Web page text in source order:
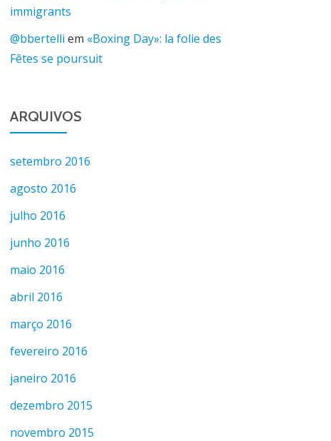
immigrants
@bbertelli em «Boxing Day»: la folie des
Fêtes se poursuit
ARQUIVOS
setembro 2016
agosto 2016
julho 2016
junho 2016
maio 2016
abril 2016
março 2016
fevereiro 2016
janeiro 2016
dezembro 2015
novembro 2015